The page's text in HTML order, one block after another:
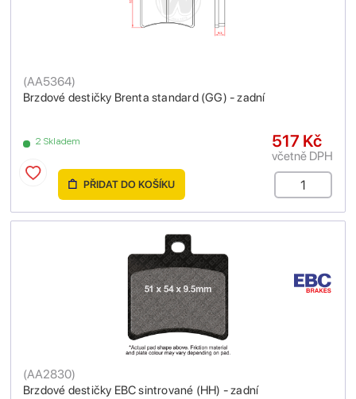
Brzdové destičky Brenta standard (GG) - zadní
(AA5364)
2 Skladem 517 Kč
včetně DPH
PŘIDAT DO KOŠÍKU
Brzdové destičky EBC sintrované (HH) - zadní
(AA2830)